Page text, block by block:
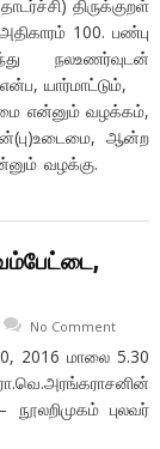
திருக்குறள்
100. பண்பு
நலஉணர்வுடன்
யார்மாட்டும்,
என்னும் வழக்கம்,
ஆன்ற
என்னும் வழக்கு.
No Comment
2016 மாலை 5.30
புலவர்